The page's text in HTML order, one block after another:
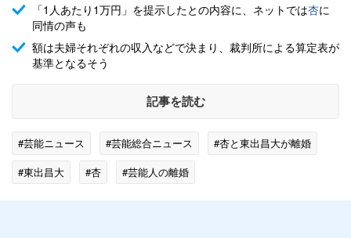
「1人あたり1万円」を提示したとの内容に、ネットでは杏に
同情の声も
額は夫婦それぞれの収入などで決まり、裁判所による算定表が
基準となるそう
記事を読む
#芸能ニュース #芸能総合ニュース
#杏と東出昌大が離婚
#東出昌大
#杏 #芸能人の離婚